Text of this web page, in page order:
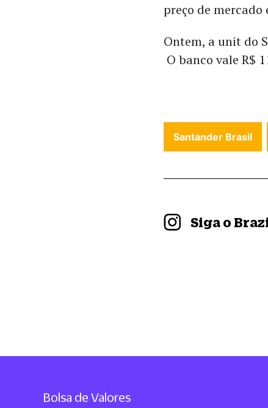
preço de mercado
Ontem, a unit do
O banco vale R$
Santander Brasil
Siga o
Bolsa de Valores